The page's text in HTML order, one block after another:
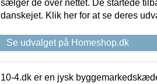
sælger de over nettet. De startede
danskejet. Klik her for at se deres
Se udvalget på Homeshop.dk
10-4.dk er en jysk